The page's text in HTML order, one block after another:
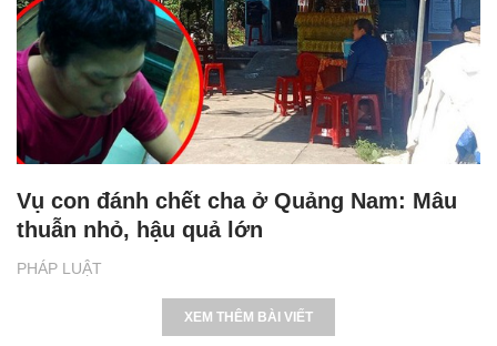
PHÁP LUẬT
Vụ con đánh chết cha ở Quảng Nam: Mâu
thuẫn nhỏ, hậu quả lớn
XEM THÊM BÀI VIẾT